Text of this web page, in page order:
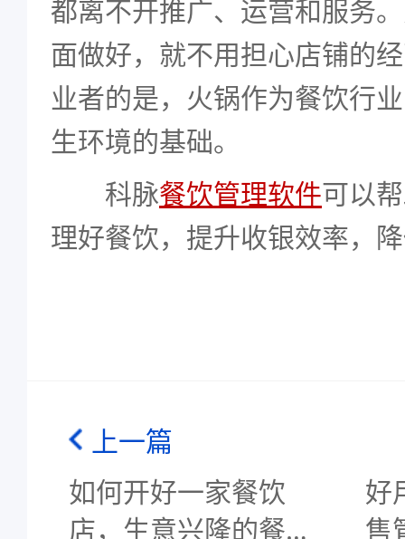
都离不开推广、运营和服务
面做好，就不用担心店铺的
业者的是，火锅作为餐饮行
生环境的基础。
科脉餐饮管理软件可以
理好餐饮，提升收银效率，
上一篇
如何开好一家餐饮
店，生意兴隆的餐饮
好
售